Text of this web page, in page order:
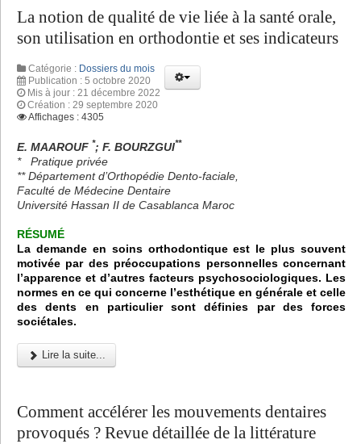
La notion de qualité de vie liée à la santé orale,
son utilisation en orthodontie et ses indicateurs
Catégorie : Dossiers du mois
Publication : 5 octobre 2020
Mis à jour : 21 décembre 2022
Création : 29 septembre 2020
Affichages : 4305
E. MAAROUF *; F. BOURZGUI**
* Pratique privée
** Département d’Orthopédie Dento-faciale,
Faculté de Médecine Dentaire
Université Hassan II de Casablanca Maroc
RÉSUMÉ
La demande en soins orthodontique est le plus souvent
motivée par des préoccupations personnelles concernant
l’apparence et d’autres facteurs psychosociologiques. Les
normes en ce qui concerne l’esthétique en générale et celle
des dents en particulier sont définies par des forces
sociétales.
Lire la suite...
Comment accélérer les mouvements dentaires
provoqués ? Revue détaillée de la littérature